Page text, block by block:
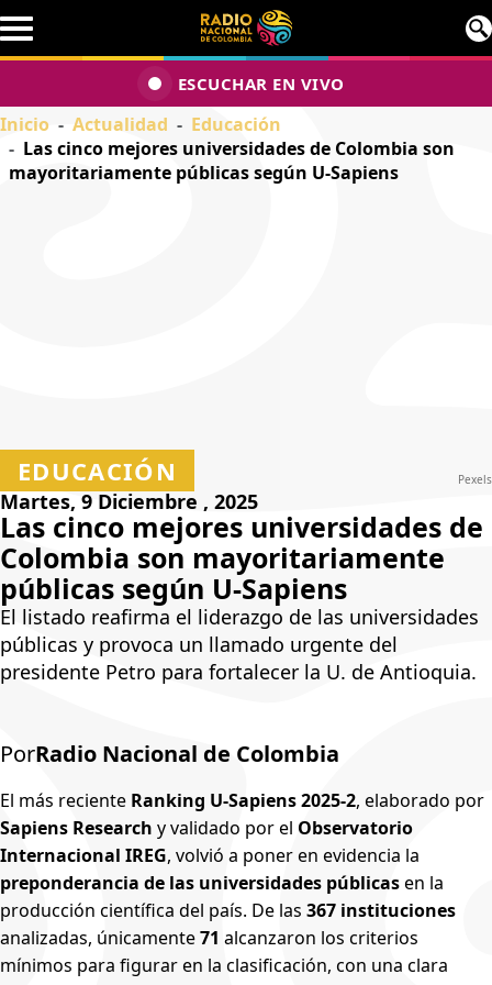
Pasar al contenido principal
ESCUCHAR EN VIVO
Inicio Actualidad
Educación
Las cinco mejores universidades de Colombia son
mayoritariamente públicas según U-Sapiens
EDUCACIÓN Pexels
Martes, 9 Diciembre , 2025
Las cinco mejores universidades de
Colombia son mayoritariamente
públicas según U-Sapiens
El listado reafirma el liderazgo de las universidades
públicas y provoca un llamado urgente del presidente
Petro para fortalecer la U. de Antioquia.
PorRadio Nacional de Colombia
El más recienteRanking U-Sapiens 2025-2, elaborado por
Sapiens Research y validado por elObservatorio
Internacional IREG, volvió a poner en evidencia la
preponderancia de las universidades públicasen la
producción científica del país. De las 367 instituciones
analizadas, únicamente71alcanzaron los criterios mínimos para
figurar en la clasificación, con una clara ventaja para las